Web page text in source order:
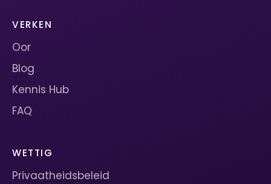
VERKEN
Oor
Blog
Kennis Hub
FAQ
WETTIG
Privaatheidsbeleid